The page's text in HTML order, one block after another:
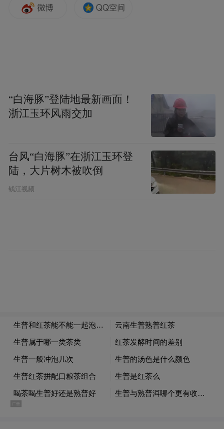
南昌用一场场
“白海豚”登陆地最新画面！
浙江玉环风雨交加
台风“白海豚”在浙江玉环登
陆，大片树木被吹倒
钱江视频